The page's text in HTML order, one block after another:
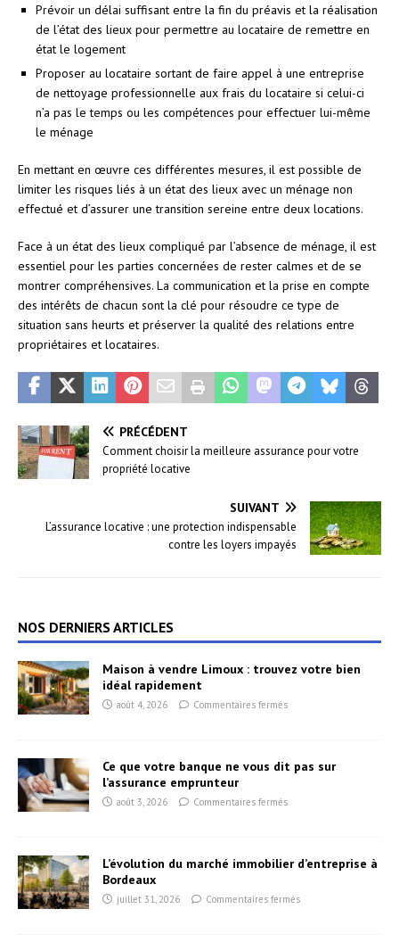
Prévoir un délai suffisant entre la fin du préavis et la réalisation
de l’état des lieux pour permettre au locataire de remettre en
état le logement
Proposer au locataire sortant de faire appel à une entreprise
de nettoyage professionnelle aux frais du locataire si celui-ci
n’a pas le temps ou les compétences pour effectuer lui-même
le ménage
En mettant en œuvre ces différentes mesures, il est possible de
limiter les risques liés à un état des lieux avec un ménage non
effectué et d’assurer une transition sereine entre deux locations.
Face à un état des lieux compliqué par l’absence de ménage, il est
essentiel pour les parties concernées de rester calmes et de se
montrer compréhensives. La communication et la prise en compte
des intérêts de chacun sont la clé pour résoudre ce type de
situation sans heurts et préserver la qualité des relations entre
propriétaires et locataires.
PRÉCÉDENT
Comment choisir la meilleure assurance pour votre
propriété locative
SUIVANT
L’assurance locative : une protection indispensable
contre les loyers impayés
NOS DERNIERS ARTICLES
Maison à vendre Limoux : trouvez votre bien
idéal rapidement
août 4, 2026 Commentaires fermés
Ce que votre banque ne vous dit pas sur
l’assurance emprunteur
août 3, 2026 Commentaires fermés
L’évolution du marché immobilier d’entreprise à
Bordeaux
juillet 31, 2026 Commentaires fermés